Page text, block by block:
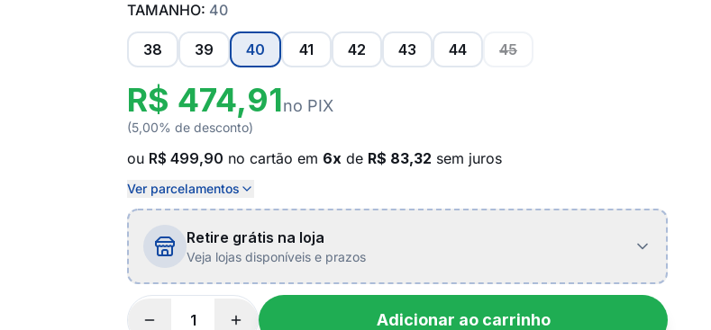
TAMANHO: 40
38 39 40 41 42 43 44 45
R$ 474,91no PIX
(5,00% de desconto)
ou R$ 499,90 no cartão em 6x de R$ 83,32 sem juros
Ver parcelamentos
Retire grátis na loja
Veja lojas disponíveis e prazos
Adicionar ao carrinho